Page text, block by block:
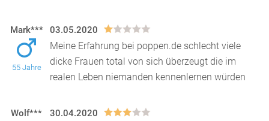
Mark***
55 Jahre
03.05.2020
Meine Erfahrung bei poppen.de schlecht viele
dicke Frauen total von sich überzeugt die im
realen Leben niemanden kennenlernen würden
Wolf*** 30.04.2020